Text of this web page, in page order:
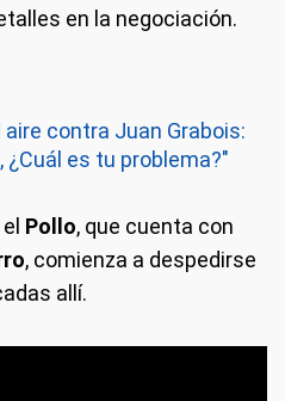
en la negociación.
contra Juan Grabois:
¿Cuál es tu problema?"
Pollo, que cuenta con
, comienza a despedirse
allí.